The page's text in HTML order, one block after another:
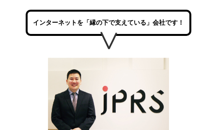
インターネットを「縁の下で支えている」会社です！